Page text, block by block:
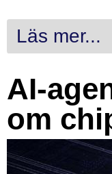
Läs mer...
AI-
om